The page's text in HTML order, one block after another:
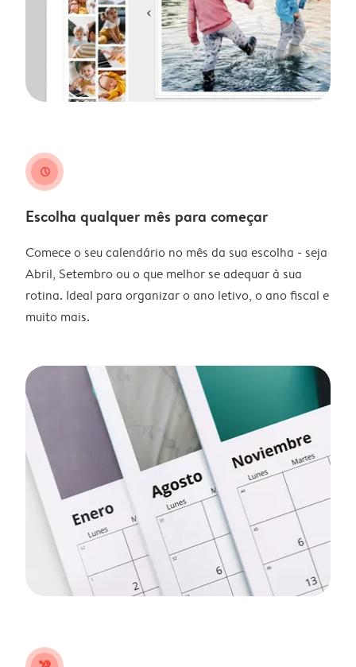
clock
Escolha qualquer mês para começar
Comece o seu calendário no mês da sua escolha - seja
Abril, Setembro ou o que melhor se adequar à sua
rotina. Ideal para organizar o ano letivo, o ano fiscal e
muito mais.